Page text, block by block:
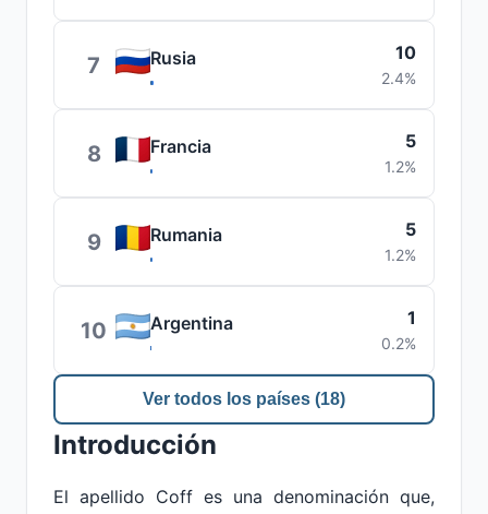
7 Rusia 10
2.4%
8 Francia 5
1.2%
9 Rumania 5
1.2%
10 Argentina 1
0.2%
Ver todos los países (18)
Introducción
El apellido Coff es una denominación que,